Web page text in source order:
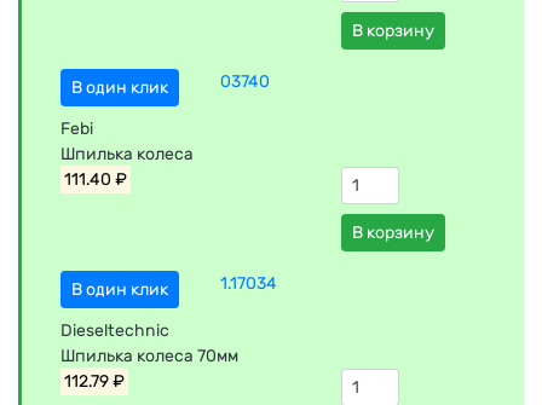
В корзину
В один клик 03740
Febi
Шпилька колеса
111.40 ₽
В корзину
В один клик 1.17034
Dieseltechnic
Шпилька колеса 70мм
112.79 ₽